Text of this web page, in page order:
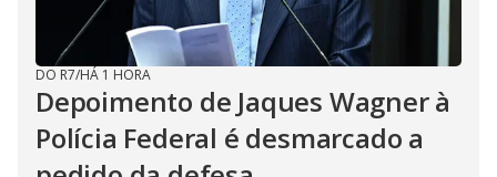
DO R7/HÁ 1 HORA
Depoimento de Jaques Wagner à
Polícia Federal é desmarcado a